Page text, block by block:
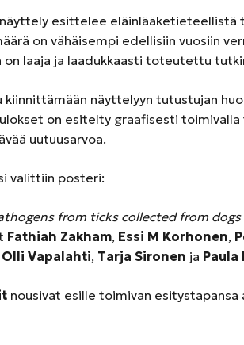
esittelee eläinlääketieteellistä
on vähäisempi edellisiin vuosiin
laaja ja laadukkaasti toteutettu
kiinnittämään näyttelyyn tutustujan
on esitelty graafisesti toimivalla
uutuusarvoa.
valittiin posteri:
from ticks collected from
Fathiah Zakham, Essi M Korhonen,
Olli Vapalahti, Tarja Sironen ja Paula
nousivat esille toimivan esitystapansa